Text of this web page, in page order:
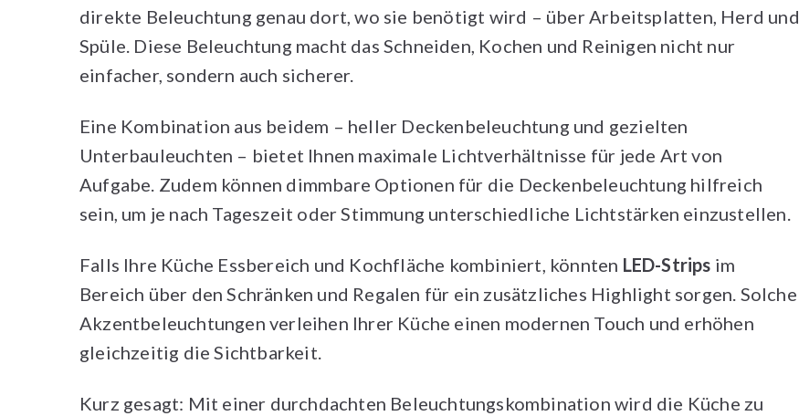
direkte Beleuchtung genau dort, wo sie benötigt wird – über Arbeitsplatten, Herd und
Spüle. Diese Beleuchtung macht das Schneiden, Kochen und Reinigen nicht nur
einfacher, sondern auch sicherer.
Eine Kombination aus beidem – heller Deckenbeleuchtung und gezielten
Unterbauleuchten – bietet Ihnen maximale Lichtverhältnisse für jede Art von
Aufgabe. Zudem können dimmbare Optionen für die Deckenbeleuchtung hilfreich
sein, um je nach Tageszeit oder Stimmung unterschiedliche Lichtstärken einzustellen.
Falls Ihre Küche Essbereich und Kochfläche kombiniert, könnten LED-Strips im
Bereich über den Schränken und Regalen für ein zusätzliches Highlight sorgen. Solche
Akzentbeleuchtungen verleihen Ihrer Küche einen modernen Touch und erhöhen
gleichzeitig die Sichtbarkeit.
Kurz gesagt: Mit einer durchdachten Beleuchtungskombination wird die Küche zu